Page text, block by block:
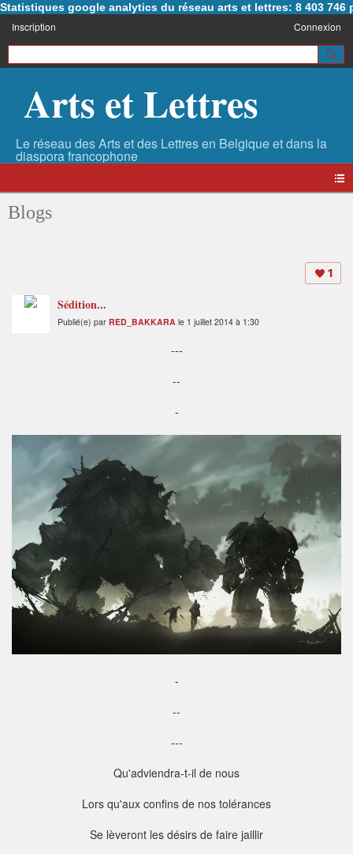
Statistiques google analytics du réseau arts et lettres: 8 403 746
Inscription Connexion
Arts et Lettres
Blogs
1
Sédition...
Publié(e) par RED_BAKKARA le 1 juillet 2014 à 1:30
---
--
-
-
--
---
Qu'adviendra-t-il de nous
Lors qu'aux confins de nos tolérances
Se lèveront les désirs de faire jaillir